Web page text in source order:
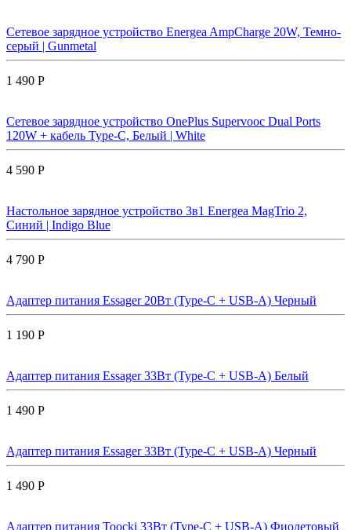
Сетевое зарядное устройство Energea AmpCharge 20W, Темно-
серый | Gunmetal
1 490 Р
Сетевое зарядное устройство OnePlus Supervooc Dual Ports
120W + кабель Type-C, Белый | White
4 590 Р
Настольное зарядное устройство 3в1 Energea MagTrio 2,
Синий | Indigo Blue
4 790 Р
Адаптер питания Essager 20Вт (Type-C + USB-A) Черный
1 190 Р
Адаптер питания Essager 33Вт (Type-C + USB-A) Белый
1 490 Р
Адаптер питания Essager 33Вт (Type-C + USB-A) Черный
1 490 Р
Адаптер питания Toocki 33Вт (Type-C + USB-A) Фиолетовый